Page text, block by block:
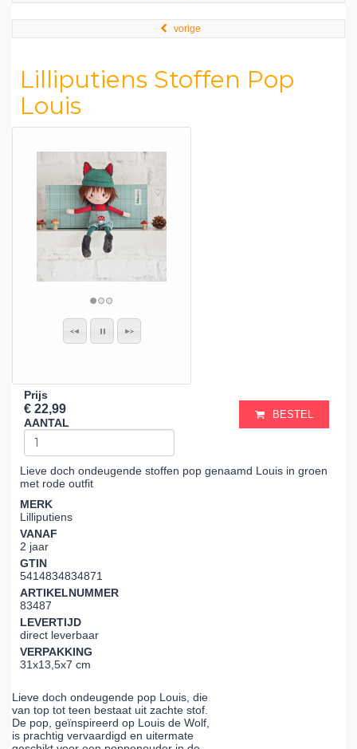
vorige
Lilliputiens Stoffen Pop
Louis
Prijs
€ 22,99
AANTAL
BESTEL
Lieve doch ondeugende stoffen pop genaamd Louis in groen
met rode outfit
MERK
Lilliputiens
VANAF
2 jaar
GTIN
5414834834871
ARTIKELNUMMER
83487
LEVERTIJD
direct leverbaar
VERPAKKING
31x13,5x7 cm
Lieve doch ondeugende pop Louis, die
van top tot teen bestaat uit zachte stof.
De pop, geïnspireerd op Louis de Wolf,
is prachtig vervaardigd en uitermate